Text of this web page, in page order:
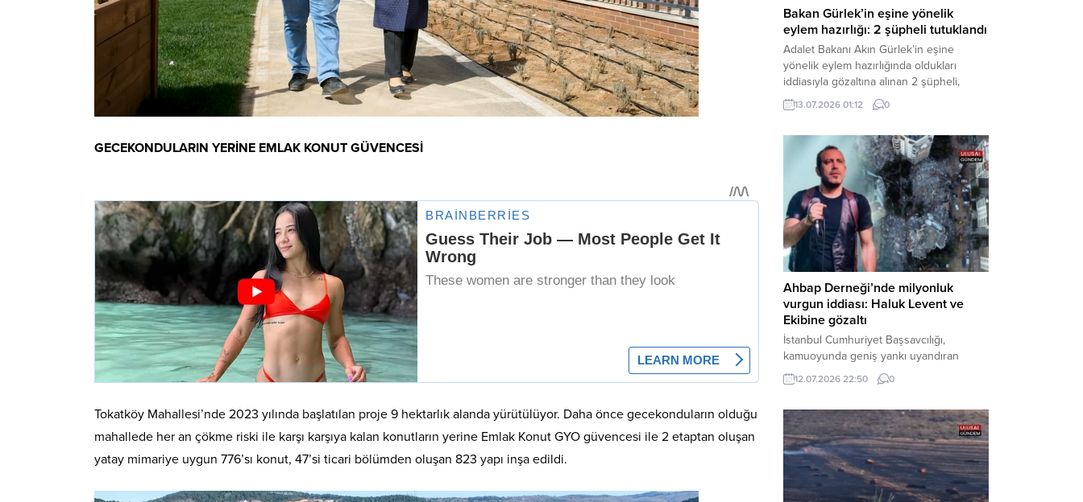
GECEKONDULARIN YERİNE EMLAK KONUT GÜVENCESİ
Tokatköy Mahallesi’nde 2023 yılında başlatılan proje 9 hektarlık alanda yürütülüyor. Daha önce gecekonduların olduğu
mahallede her an çökme riski ile karşı karşıya kalan konutların yerine Emlak Konut GYO güvencesi ile 2 etaptan oluşan
yatay mimariye uygun 776’sı konut, 47’si ticari bölümden oluşan 823 yapı inşa edildi.
Bakan Gürlek’in eşine yönelik
eylem hazırlığı: 2 şüpheli tutuklandı
Adalet Bakanı Akın Gürlek’in eşine
yönelik eylem hazırlığında oldukları
iddiasıyla gözaltına alınan 2 şüpheli,
çıkarıldıkları mahkemece tutuklanarak
cezaevine gönderildi. Haber Merkezi –
tarafından yürütülen geniş kapsamlı
soruşturma çerçevesinde gözaltına
alınan şüphelilerin emniyetteki işlemleri
tamamlandı. Güvenlik birimlerindeki
sorgularının ardından yoğun güvenlik
önlemleri altında adliyeye sevk edilen
U.Y. ve...
13.07.2026 01:12 0
Ahbap Derneği’nde milyonluk
vurgun iddiası: Haluk Levent ve
Ekibine gözaltı
İstanbul Cumhuriyet Başsavcılığı,
kamuoyunda geniş yankı uyandıran
Ahbap Derneği’ne yönelik kapsamlı bir
soruşturma başlattığını ve Dernek
şüphelilerin gözaltına alındığını açıkladı.
Yürütülen tahkikatın “Dernekler
Kanunu’na muhalefet”, “suçtan
kaynaklanan mal varlığı değerlerini
aklama” ve “örgüt” suçlamaları
12.07.2026 22:50 0